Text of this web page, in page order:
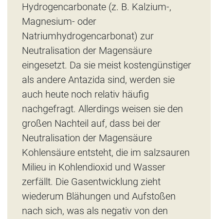
Hydrogencarbonate (z. B. Kalzium-,
Magnesium- oder
Natriumhydrogencarbonat) zur
Neutralisation der Magensäure
eingesetzt. Da sie meist kostengünstiger
als andere Antazida sind, werden sie
auch heute noch relativ häufig
nachgefragt. Allerdings weisen sie den
großen Nachteil auf, dass bei der
Neutralisation der Magensäure
Kohlensäure entsteht, die im salzsauren
Milieu in Kohlendioxid und Wasser
zerfällt. Die Gasentwicklung zieht
wiederum Blähungen und Aufstoßen
nach sich, was als negativ von den